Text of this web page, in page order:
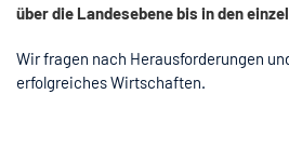
über die Landesebene bis in den
Wir fragen nach Herausforderungen
erfolgreiches Wirtschaften.